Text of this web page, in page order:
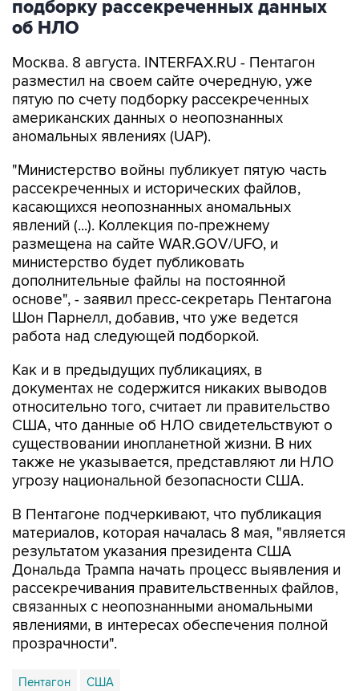
подборку рассекреченных данных
об НЛО
Москва. 8 августа. INTERFAX.RU - Пентагон
разместил на своем сайте очередную, уже
пятую по счету подборку рассекреченных
американских данных о неопознанных
аномальных явлениях (UAP).
"Министерство войны публикует пятую часть
рассекреченных и исторических файлов,
касающихся неопознанных аномальных
явлений (...). Коллекция по-прежнему
размещена на сайте WAR.GOV/UFO, и
министерство будет публиковать
дополнительные файлы на постоянной
основе", - заявил пресс-секретарь Пентагона
Шон Парнелл, добавив, что уже ведется
работа над следующей подборкой.
Как и в предыдущих публикациях, в
документах не содержится никаких выводов
относительно того, считает ли правительство
США, что данные об НЛО свидетельствуют о
существовании инопланетной жизни. В них
также не указывается, представляют ли НЛО
угрозу национальной безопасности США.
В Пентагоне подчеркивают, что публикация
материалов, которая началась 8 мая, "является
результатом указания президента США
Дональда Трампа начать процесс выявления и
рассекречивания правительственных файлов,
связанных с неопознанными аномальными
явлениями, в интересах обеспечения полной
прозрачности".
Пентагон США